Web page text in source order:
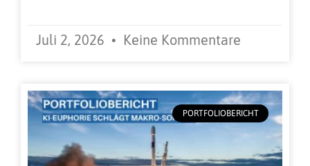
Juli 2, 2026 Keine Kommentare
PORTFOLIOBERICHT